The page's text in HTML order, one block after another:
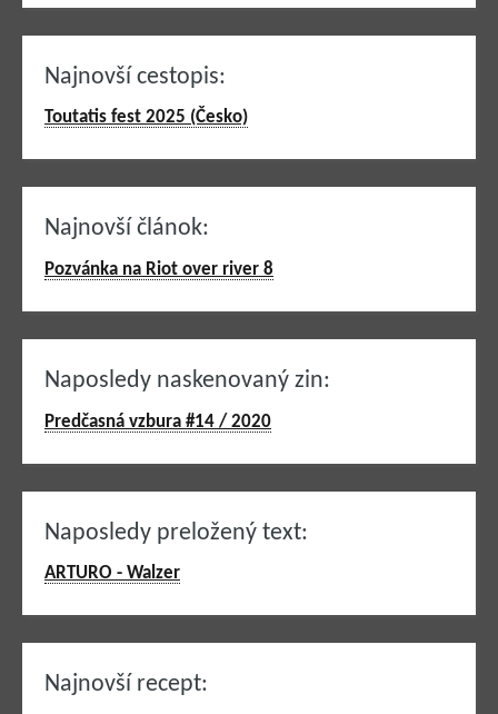
Najnovší cestopis:
Toutatis fest 2025 (Česko)
Najnovší článok:
Pozvánka na Riot over river 8
Naposledy naskenovaný zin:
Predčasná vzbura #14 / 2020
Naposledy preložený text:
ARTURO - Walzer
Najnovší recept: